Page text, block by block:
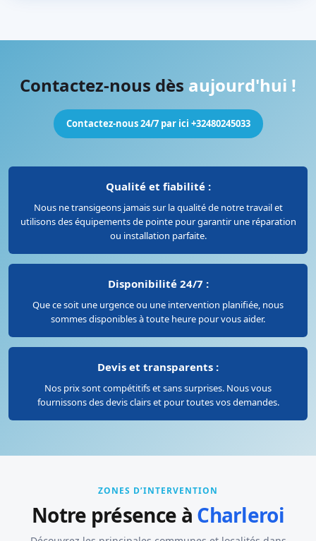
Contactez-nous dès aujourd'hui !
Contactez-nous 24/7 par ici +32480245033
Qualité et fiabilité :
Nous ne transigeons jamais sur la qualité de notre travail et
utilisons des équipements de pointe pour garantir une réparation
ou installation parfaite.
Disponibilité 24/7 :
Que ce soit une urgence ou une intervention planifiée, nous
sommes disponibles à toute heure pour vous aider.
Devis et transparents :
Nos prix sont compétitifs et sans surprises. Nous vous
fournissons des devis clairs et pour toutes vos demandes.
ZONES D’INTERVENTION
Notre présence à Charleroi